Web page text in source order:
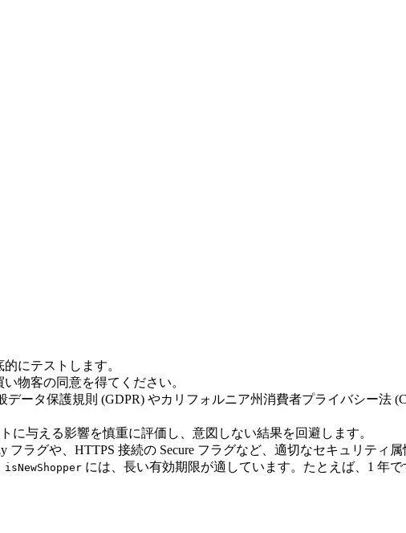
にテストします。
物客の同意を得てください。
ータ保護規則 (GDPR) やカリフォルニア州消費者プライバシー法
与える影響を慎重に評価し、意図しない結果を回避します。
ラグや、HTTPS 接続の Secure フラグなど、適切なセキュリティ属
isNewShopper には、長い有効期限が適しています。たとえば、1 年で